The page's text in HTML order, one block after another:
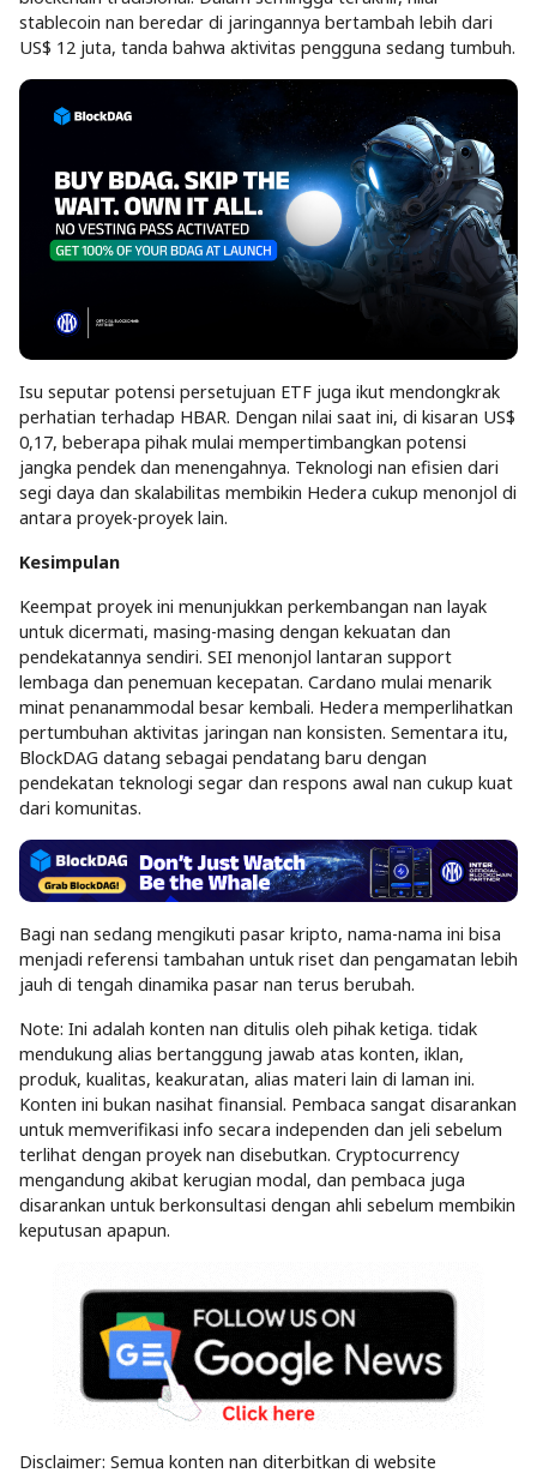
stablecoin nan beredar di jaringannya bertambah lebih dari
US$ 12 juta, tanda bahwa aktivitas pengguna sedang tumbuh.
Isu seputar potensi persetujuan ETF juga ikut mendongkrak
perhatian terhadap HBAR. Dengan nilai saat ini, di kisaran US$
0,17, beberapa pihak mulai mempertimbangkan potensi
jangka pendek dan menengahnya. Teknologi nan efisien dari
segi daya dan skalabilitas membikin Hedera cukup menonjol di
antara proyek-proyek lain.
Kesimpulan
Keempat proyek ini menunjukkan perkembangan nan layak
untuk dicermati, masing-masing dengan kekuatan dan
pendekatannya sendiri. SEI menonjol lantaran support
lembaga dan penemuan kecepatan. Cardano mulai menarik
minat penanammodal besar kembali. Hedera memperlihatkan
pertumbuhan aktivitas jaringan nan konsisten. Sementara itu,
BlockDAG datang sebagai pendatang baru dengan
pendekatan teknologi segar dan respons awal nan cukup kuat
dari komunitas.
Bagi nan sedang mengikuti pasar kripto, nama-nama ini bisa
menjadi referensi tambahan untuk riset dan pengamatan lebih
jauh di tengah dinamika pasar nan terus berubah.
Note: Ini adalah konten nan ditulis oleh pihak ketiga. tidak
mendukung alias bertanggung jawab atas konten, iklan,
produk, kualitas, keakuratan, alias materi lain di laman ini.
Konten ini bukan nasihat finansial. Pembaca sangat disarankan
untuk memverifikasi info secara independen dan jeli sebelum
terlihat dengan proyek nan disebutkan. Cryptocurrency
mengandung akibat kerugian modal, dan pembaca juga
disarankan untuk berkonsultasi dengan ahli sebelum membikin
keputusan apapun.
Disclaimer: Semua konten nan diterbitkan di website